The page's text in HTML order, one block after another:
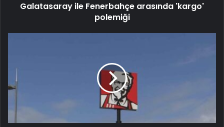
Galatasaray ile Fenerbahçe arasında 'kargo'
polemiği